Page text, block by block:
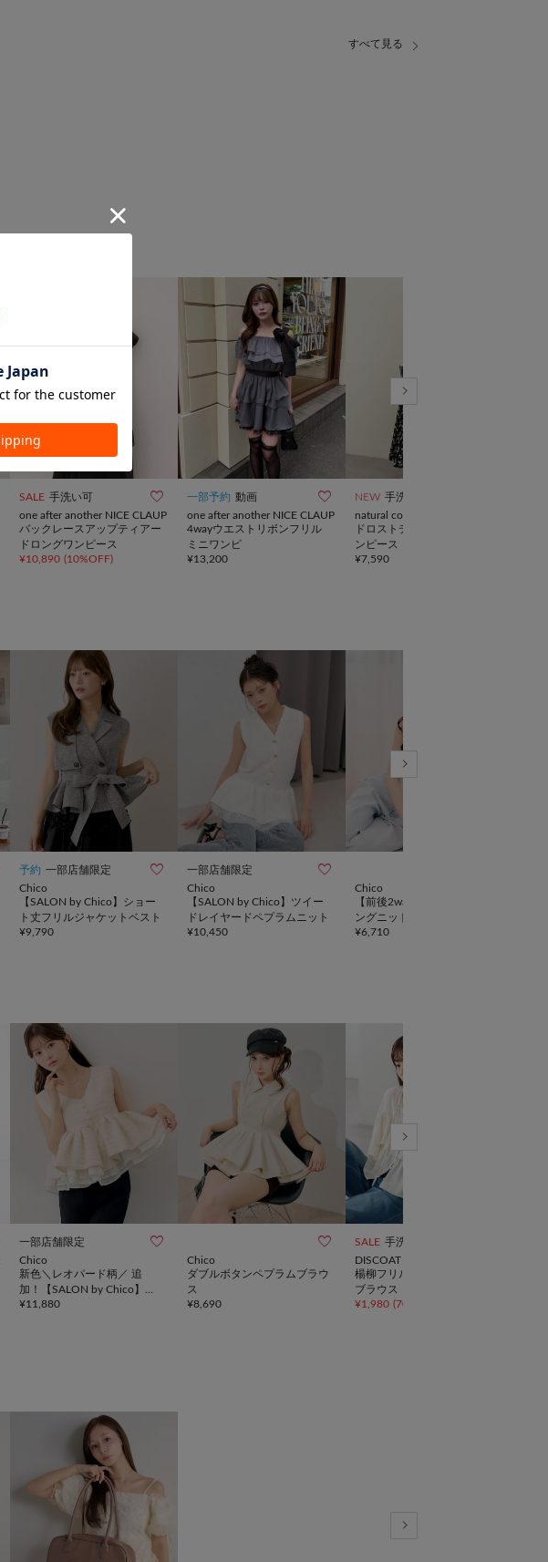
SALE 手洗い可 
one after another NICE CLAUP
バックレースアップティアー
ドロングワンピース
¥10,890 (10%OFF)
一部予約 動画 
one after another NICE CLAUP
4wayウエストリボンフリル
ミニワンピ
¥13,200
NEW 手洗い可
natural couture
ドロストデザインVネックワ
ンピース
¥7,590
予約 一部店舗限定 
Chico
【SALON by Chico】ショー
ト丈フリルジャケットベスト
¥9,790
一部店舗限定 
Chico
【SALON by Chico】ツイー
ドレイヤードペプラムニット
¥10,450
Chico
【前後2way】レースドッキ
ングニットタンク
¥6,710
一部店舗限定 
Chico
新色＼レオパード柄／ 追
加！【SALON by Chico】ペ
プラムフリルツイードトップ
¥11,880

Chico
ダブルボタンペプラムブラウ
ス
¥8,690
SALE 手洗い可
DISCOAT
楊柳フリルティアード前開き
ブラウス
¥1,980 (70%OFF